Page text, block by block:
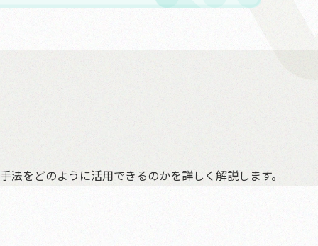
をどのように活用できるのかを詳しく解説します。